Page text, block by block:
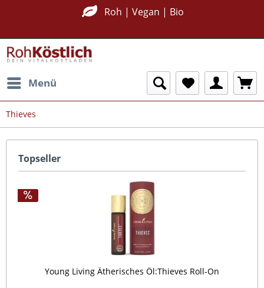
Roh | Vegan | Bio
Menü
Thieves
Topseller
Young Living Ätherisches Öl:Thieves Roll-On